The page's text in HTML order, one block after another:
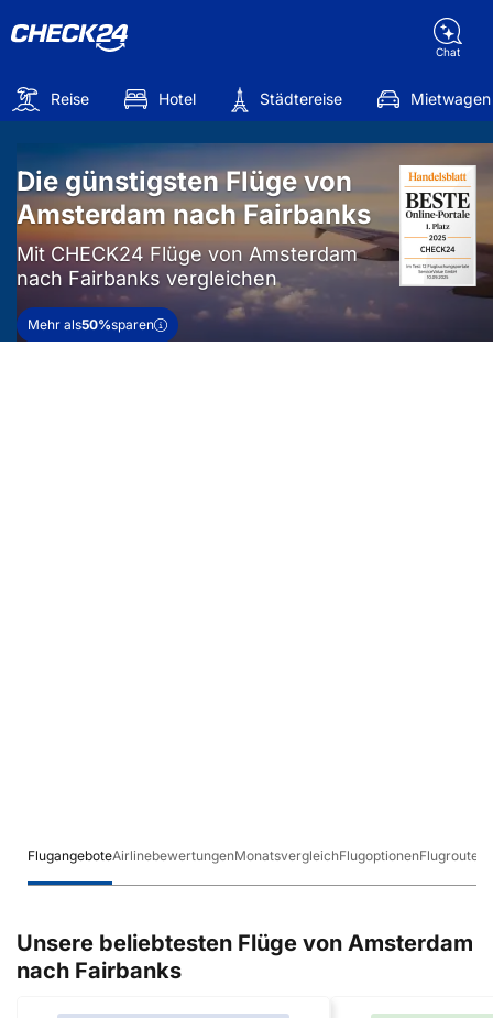
Chat
Reise Hotel Städtereise Mietwagen
Die günstigsten Flüge von
Amsterdam nach Fairbanks
Mit CHECK24 Flüge von Amsterdam
nach Fairbanks vergleichen
Mehr als50%sparen
FlugangeboteAirlinebewertungenMonatsvergleichFlugoptionenFlugrouten
Unsere beliebtesten Flüge von Amsterdam
nach Fairbanks